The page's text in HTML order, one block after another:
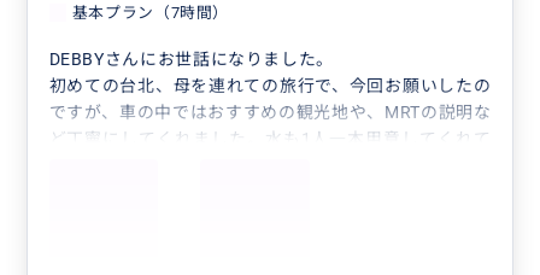
基本プラン（7時間）
DEBBYさんにお世話になりました。
初めての台北、母を連れての旅行で、今回お願いしたの
ですが、車の中ではおすすめの観光地や、MRTの説明な
ど丁寧にしてくれました。水も1人一本用意してくれて